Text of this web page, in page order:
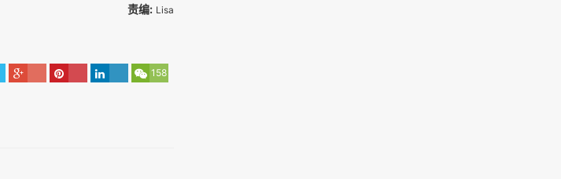
责编: Lisa
158